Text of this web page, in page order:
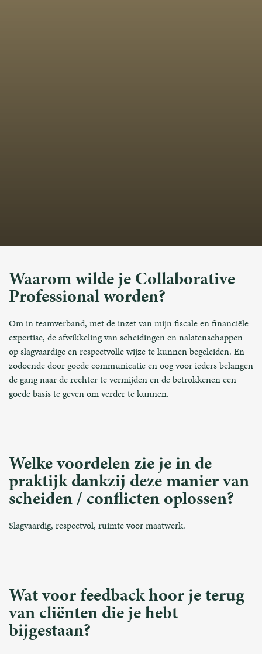
Waarom wilde je Collaborative
Professional worden?
Om in teamverband, met de inzet van mijn fiscale en financiële
expertise, de afwikkeling van scheidingen en nalatenschappen
op slagvaardige en respectvolle wijze te kunnen begeleiden. En
zodoende door goede communicatie en oog voor ieders belangen
de gang naar de rechter te vermijden en de betrokkenen een
goede basis te geven om verder te kunnen.
Welke voordelen zie je in de
praktijk dankzij deze manier van
scheiden / conflicten oplossen?
Slagvaardig, respectvol, ruimte voor maatwerk.
Wat voor feedback hoor je terug
van cliënten die je hebt
bijgestaan?